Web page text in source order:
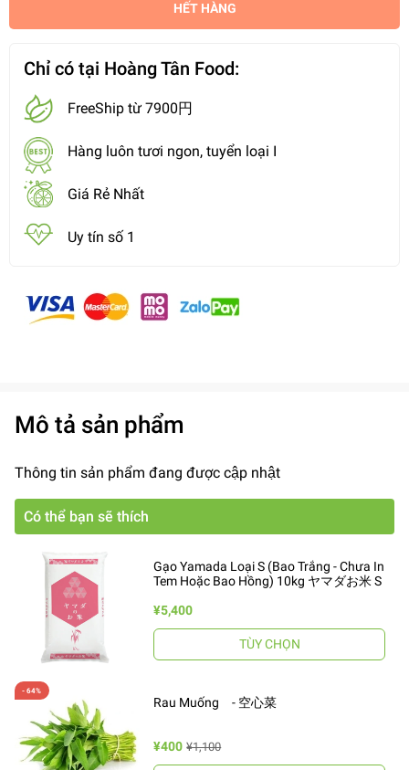
HẾT HÀNG
Chỉ có tại Hoàng Tân Food:
FreeShip từ 7900円
Hàng luôn tươi ngon, tuyển loại I
Giá Rẻ Nhất
Uy tín số 1
Mô tả sản phẩm
Thông tin sản phẩm đang được cập nhật
Có thể bạn sẽ thích
Gạo Yamada Loại S (Bao Trắng - Chưa In
Tem Hoặc Bao Hồng) 10kg ヤマダお米 S
¥5,400
TÙY CHỌN
Rau Muống - 空心菜
¥400 ¥1,100